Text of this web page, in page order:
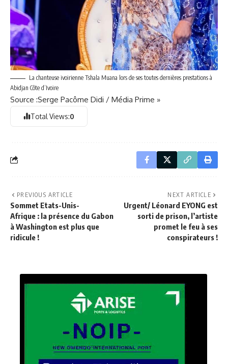
La chanteuse ivoirienne Tshala Muana lors de ses toutes dernières prestations à
Abidjan Côte d’Ivoire
Source :Serge Pacôme Didi / Média Prime »
Total Views:0
PREVIOUS ARTICLE
Sommet Etats-Unis-
Afrique : la présence du Gabon
à Washington est plus que
ridicule !
NEXT ARTICLE
Urgent/ Léonard EYONG est
sorti de prison, l’artiste
promet le feu à ses
conspirateurs !